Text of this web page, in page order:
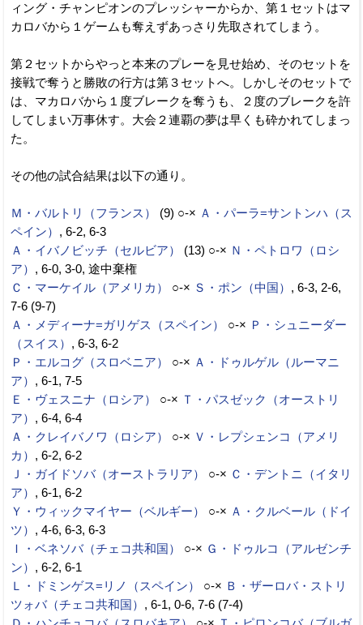
ィング・チャンピオンのプレッシャーからか、第１セットはマ
カロバから１ゲームも奪えずあっさり先取されてしまう。
第２セットからやっと本来のプレーを見せ始め、そのセットを
接戦で奪うと勝敗の行方は第３セットへ。しかしそのセットで
は、マカロバから１度ブレークを奪うも、２度のブレークを許
してしまい万事休す。大会２連覇の夢は早くも砕かれてしまっ
た。
その他の試合結果は以下の通り。
Ｍ・バルトリ（フランス） (9) ○-× Ａ・パーラ=サントンハ（ス
ペイン） , 6-2, 6-3
Ａ・イバノビッチ（セルビア）
(13) ○-× Ｎ・ペトロワ（ロシ
ア） , 6-0, 3-0, 途中棄権
Ｃ・マーケイル（アメリカ）
○-× Ｓ・ポン（中国） , 6-3, 2-6,
7-6 (9-7)
Ａ・メディーナ=ガリゲス（スペイン）
○-× Ｐ・シュニーダー
（スイス） , 6-3, 6-2
Ｐ・エルコグ（スロベニア）
○-× Ａ・ドゥルゲル（ルーマニ
ア） , 6-1, 7-5
Ｅ・ヴェスニナ（ロシア）
○-× Ｔ・パスゼック（オーストリ
ア） , 6-4, 6-4
Ａ・クレイバノワ（ロシア）
○-× Ｖ・レプシェンコ（アメリ
カ） , 6-2, 6-2
Ｊ・ガイドソバ（オーストラリア）
○-× Ｃ・デントニ（イタリ
ア） , 6-1, 6-2
Ｙ・ウィックマイヤー（ベルギー）
○-× Ａ・クルベール（ドイ
ツ） , 4-6, 6-3, 6-3
Ｉ・ベネソバ（チェコ共和国）
○-× Ｇ・ドゥルコ（アルゼンチ
ン） , 6-2, 6-1
Ｌ・ドミンゲス=リノ（スペイン）
○-× Ｂ・ザーロバ・ストリ
ツォバ（チェコ共和国） , 6-1, 0-6, 7-6 (7-4)